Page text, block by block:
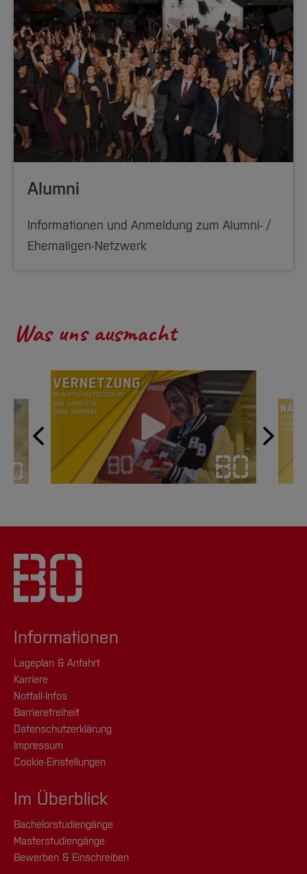
Alumni
Informationen und Anmeldung zum Alumni- /
Ehemaligen-Netzwerk
Was uns ausmacht
Informationen
Lageplan & Anfahrt
Karriere
Notfall-Infos
Barrierefreiheit
Datenschutzerklärung
Impressum
Cookie-Einstellungen
Im Überblick
Bachelorstudiengänge
Masterstudiengänge
Bewerben & Einschreiben